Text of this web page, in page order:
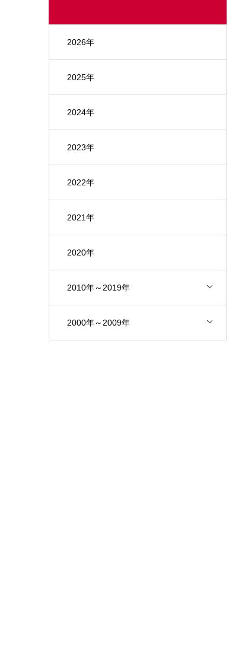
2026年
2025年
2024年
2023年
2022年
2021年
2020年
2010年～2019年
2000年～2009年